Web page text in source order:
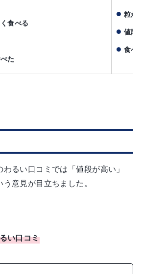
食べる
た
粒が
値段
食べ
るい口コミでは「値段が高い」
う意見が目立ちました。
い口コミ